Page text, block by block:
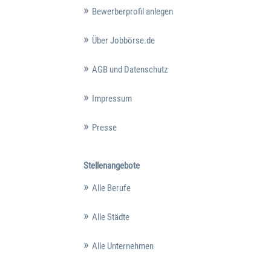
Bewerberprofil anlegen
Über Jobbörse.de
AGB und Datenschutz
Impressum
Presse
Stellenangebote
Alle Berufe
Alle Städte
Alle Unternehmen